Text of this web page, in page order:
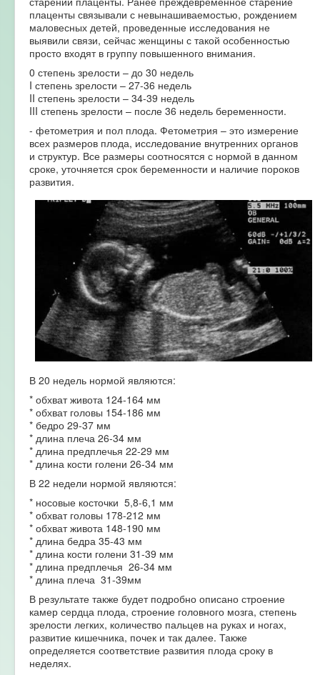
плаценты связывали с невынашиваемостью, рождением
маловесных детей, проведенные исследования не
выявили связи, сейчас женщины с такой особенностью
просто входят в группу повышенного внимания.
0 степень зрелости – до 30 недель
I степень зрелости – 27-36 недель
II степень зрелости – 34-39 недель
III степень зрелости – после 36 недель беременности.
- фетометрия и пол плода. Фетометрия – это измерение
всех размеров плода, исследование внутренних органов
и структур. Все размеры соотносятся с нормой в данном
сроке, уточняется срок беременности и наличие пороков
развития.
В 20 недель нормой являются:
* обхват живота 124-164 мм
* обхват головы 154-186 мм
* бедро 29-37 мм
* длина плеча 26-34 мм
* длина предплечья 22-29 мм
* длина кости голени 26-34 мм
В 22 недели нормой являются:
* носовые косточки 5,8-6,1 мм
* обхват головы 178-212 мм
* обхват живота 148-190 мм
* длина бедра 35-43 мм
* длина кости голени 31-39 мм
* длина предплечья 26-34 мм
* длина плеча 31-39мм
В результате также будет подробно описано строение
камер сердца плода, строение головного мозга, степень
зрелости легких, количество пальцев на руках и ногах,
развитие кишечника, почек и так далее. Также
определяется соответствие развития плода сроку в
неделях.